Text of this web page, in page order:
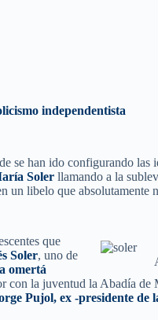
independentista
han ido configurando las
Soler llamando a la
libelo que absolutamente
que
Soler, uno de
omertá
con la juventud la Abadía de
Pujol, ex -presidente de